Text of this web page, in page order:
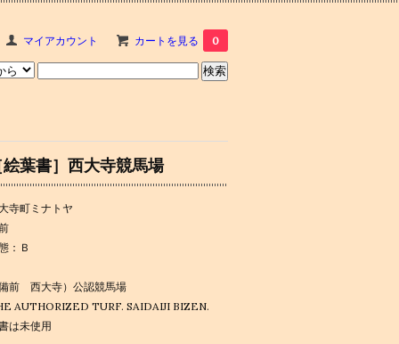
マイアカウント カートを見る 0
葉書］西大寺競馬場
寺町ミナトヤ
：Ｂ
前 西大寺）公認競馬場
AUTHORIZED TURF. SAIDAIJI BIZEN.
は未使用